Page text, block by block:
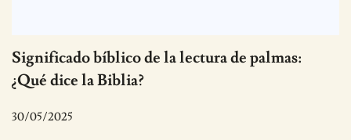
Significado bíblico de la lectura de palmas:
¿Qué dice la Biblia?
30/05/2025